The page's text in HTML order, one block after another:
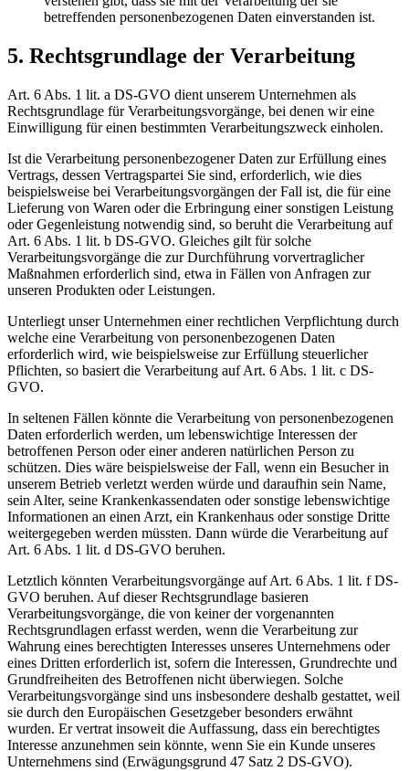
betreffenden personenbezogenen Daten einverstanden ist.
5. Rechtsgrundlage der Verarbeitung
Art. 6 Abs. 1 lit. a DS-GVO dient unserem Unternehmen als
Rechtsgrundlage für Verarbeitungsvorgänge, bei denen wir eine
Einwilligung für einen bestimmten Verarbeitungszweck einholen.
Ist die Verarbeitung personenbezogener Daten zur Erfüllung eines
Vertrags, dessen Vertragspartei Sie sind, erforderlich, wie dies
beispielsweise bei Verarbeitungsvorgängen der Fall ist, die für eine
Lieferung von Waren oder die Erbringung einer sonstigen Leistung
oder Gegenleistung notwendig sind, so beruht die Verarbeitung auf
Art. 6 Abs. 1 lit. b DS-GVO. Gleiches gilt für solche
Verarbeitungsvorgänge die zur Durchführung vorvertraglicher
Maßnahmen erforderlich sind, etwa in Fällen von Anfragen zur
unseren Produkten oder Leistungen.
Unterliegt unser Unternehmen einer rechtlichen Verpflichtung durch
welche eine Verarbeitung von personenbezogenen Daten
erforderlich wird, wie beispielsweise zur Erfüllung steuerlicher
Pflichten, so basiert die Verarbeitung auf Art. 6 Abs. 1 lit. c DS-
GVO.
In seltenen Fällen könnte die Verarbeitung von personenbezogenen
Daten erforderlich werden, um lebenswichtige Interessen der
betroffenen Person oder einer anderen natürlichen Person zu
schützen. Dies wäre beispielsweise der Fall, wenn ein Besucher in
unserem Betrieb verletzt werden würde und daraufhin sein Name,
sein Alter, seine Krankenkassendaten oder sonstige lebenswichtige
Informationen an einen Arzt, ein Krankenhaus oder sonstige Dritte
weitergegeben werden müssten. Dann würde die Verarbeitung auf
Art. 6 Abs. 1 lit. d DS-GVO beruhen.
Letztlich könnten Verarbeitungsvorgänge auf Art. 6 Abs. 1 lit. f DS-
GVO beruhen. Auf dieser Rechtsgrundlage basieren
Verarbeitungsvorgänge, die von keiner der vorgenannten
Rechtsgrundlagen erfasst werden, wenn die Verarbeitung zur
Wahrung eines berechtigten Interesses unseres Unternehmens oder
eines Dritten erforderlich ist, sofern die Interessen, Grundrechte und
Grundfreiheiten des Betroffenen nicht überwiegen. Solche
Verarbeitungsvorgänge sind uns insbesondere deshalb gestattet, weil
sie durch den Europäischen Gesetzgeber besonders erwähnt
wurden. Er vertrat insoweit die Auffassung, dass ein berechtigtes
Interesse anzunehmen sein könnte, wenn Sie ein Kunde unseres
Unternehmens sind (Erwägungsgrund 47 Satz 2 DS-GVO).